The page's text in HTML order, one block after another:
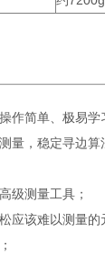
作简单、极易学
，稳定寻边算
级测量工具；
应该难以测量的